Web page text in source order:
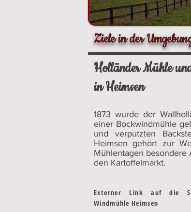
Ziele in der
Holländer Mühle
in Heimsen
1873 wurde der
einer Bockwindmühle
und verputzten
Heimsen gehört zur
Mühlentagen besondere
den Kartoffelmarkt.
Externer Link auf die
Windmühle Heimsen